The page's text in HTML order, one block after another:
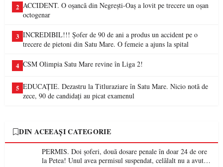
2 ACCIDENT. O oșancă din Negrești-Oaș a lovit pe trecere un oșan
octogenar
3 INCREDIBIL!!! Șofer de 90 de ani a produs un accident pe o
trecere de pietoni din Satu Mare. O femeie a ajuns la spital
4 CSM Olimpia Satu Mare revine în Liga 2!
5 EDUCAȚIE. Dezastru la Titluraziare în Satu Mare. Nicio notă de
zece, 90 de candidați au picat examenul
DIN ACEEAȘI CATEGORIE
PERMIS. Doi șoferi, două dosare penale în doar 24 de ore
la Petea! Unul avea permisul suspendat, celălalt nu a avut